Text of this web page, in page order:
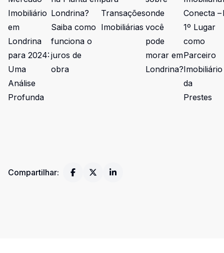
Imobiliário
em
Londrina
para 2024:
Uma
Análise
Profunda
Londrina?
Saiba como
funciona o
juros de
obra
Transações
Imobiliárias
onde
você
pode
morar em
Londrina?
Conecta –
1º Lugar
como
Parceiro
Imobiliário
da
Prestes
Compartilhar: